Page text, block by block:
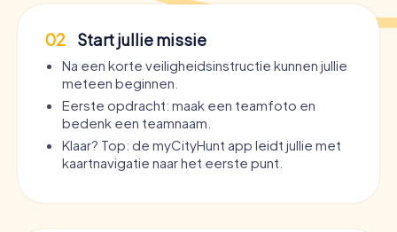
02 Start jullie missie
Na een korte veiligheidsinstructie kunnen jullie
meteen beginnen.
Eerste opdracht: maak een teamfoto en
bedenk een teamnaam.
Klaar? Top: de myCityHunt app leidt jullie met
kaartnavigatie naar het eerste punt.